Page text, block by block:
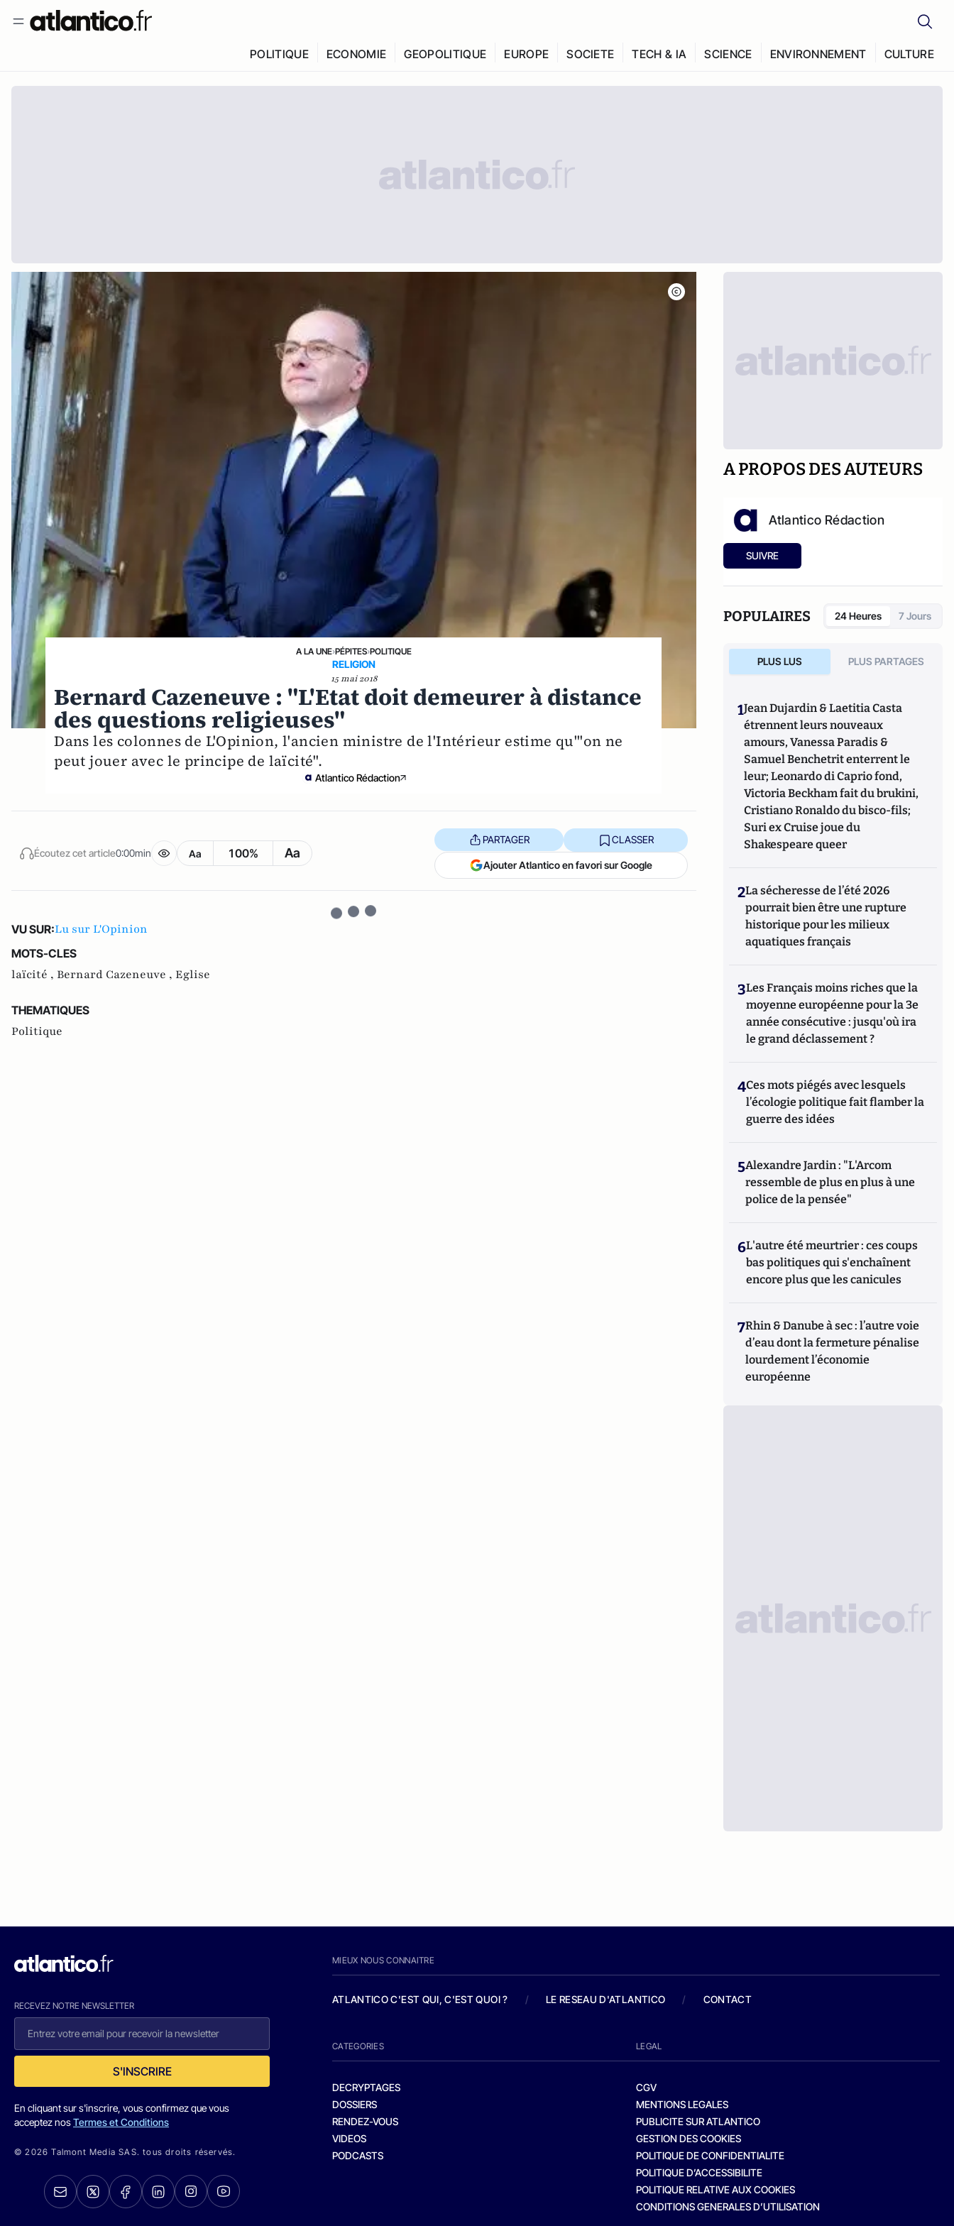
POLITIQUE ECONOMIE GEOPOLITIQUE EUROPE SOCIETE TECH & IA SCIENCE ENVIRONNEMENT CULTURE
A LA UNE›PÉPITES›POLITIQUE
RELIGION
15 mai 2018
Bernard Cazeneuve : "L'Etat doit demeurer à distance
des questions religieuses"
Dans les colonnes de L'Opinion, l'ancien ministre de l'Intérieur estime qu'"on ne
peut jouer avec le principe de laïcité".
Atlantico Rédaction
Écoutez cet article0:00min Aa 100% Aa
PARTAGER CLASSER
Ajouter Atlantico en favori sur Google
VU SUR:Lu sur L'Opinion
MOTS-CLES
laïcité , Bernard Cazeneuve , Eglise
THEMATIQUES
Politique
A PROPOS DES AUTEURS
Atlantico Rédaction
SUIVRE
POPULAIRES 24 Heures 7 Jours
PLUS LUS PLUS PARTAGES
1Jean Dujardin & Laetitia Casta
étrennent leurs nouveaux
amours, Vanessa Paradis &
Samuel Benchetrit enterrent le
leur; Leonardo di Caprio fond,
Victoria Beckham fait du brukini,
Cristiano Ronaldo du bisco-fils;
Suri ex Cruise joue du
Shakespeare queer
2La sécheresse de l’été 2026
pourrait bien être une rupture
historique pour les milieux
aquatiques français
3Les Français moins riches que la
moyenne européenne pour la 3e
année consécutive : jusqu'où ira
le grand déclassement ?
4Ces mots piégés avec lesquels
l’écologie politique fait flamber la
guerre des idées
5Alexandre Jardin : "L'Arcom
ressemble de plus en plus à une
police de la pensée"
6L'autre été meurtrier : ces coups
bas politiques qui s'enchaînent
encore plus que les canicules
7Rhin & Danube à sec : l’autre voie
d’eau dont la fermeture pénalise
lourdement l’économie
européenne
RECEVEZ NOTRE NEWSLETTER
S'INSCRIRE
En cliquant sur s'inscrire, vous confirmez que vous
acceptez nosTermes et Conditions
© 2026 Talmont Media SAS. tous droits réservés.
MIEUX NOUS CONNAITRE
ATLANTICO C'EST QUI, C'EST QUOI ? / LE RESEAU D'ATLANTICO / CONTACT
CATEGORIES
DECRYPTAGES
DOSSIERS
RENDEZ-VOUS
VIDEOS
PODCASTS
LEGAL
CGV
MENTIONS LEGALES
PUBLICITE SUR ATLANTICO
GESTION DES COOKIES
POLITIQUE DE CONFIDENTIALITE
POLITIQUE D’ACCESSIBILITE
POLITIQUE RELATIVE AUX COOKIES
CONDITIONS GENERALES D’UTILISATION